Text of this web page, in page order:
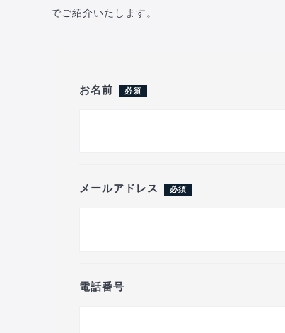
でご紹介いたします。
お名前 必須
メールアドレス 必須
電話番号